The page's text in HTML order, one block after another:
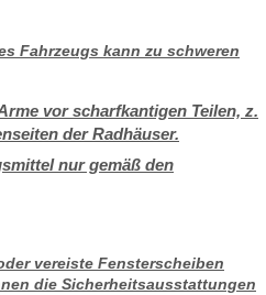
Fahrzeugs kann zu schweren
vor scharfkantigen Teilen, z.
der Radhäuser.
nur gemäß den
vereiste Fensterscheiben
die Sicherheitsausstattungen